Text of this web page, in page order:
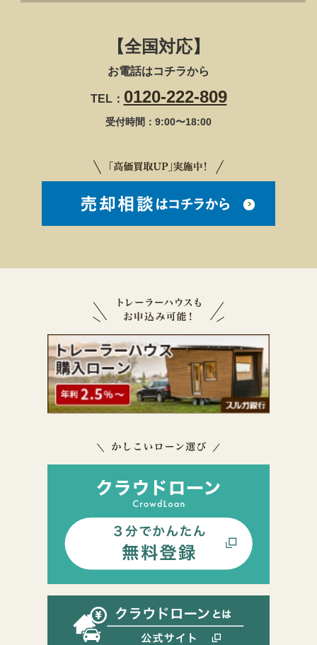
【全国対応】
お電話はコチラから
TEL： 0120-222-809
受付時間：9:00〜18:00